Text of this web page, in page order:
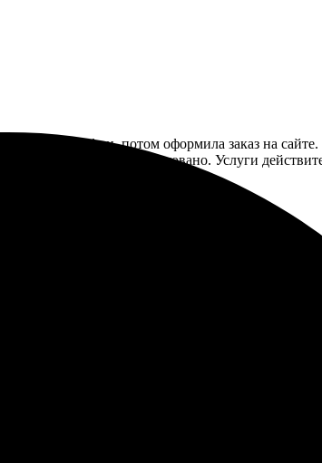
фотографии, потом оформила заказ на
всё аккуратно упаковано. Услуги
фотографии, потом оформила заказ на
всё аккуратно упаковано. Услуги